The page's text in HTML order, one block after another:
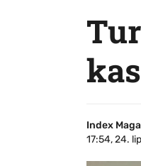
Index
17:54, 24.